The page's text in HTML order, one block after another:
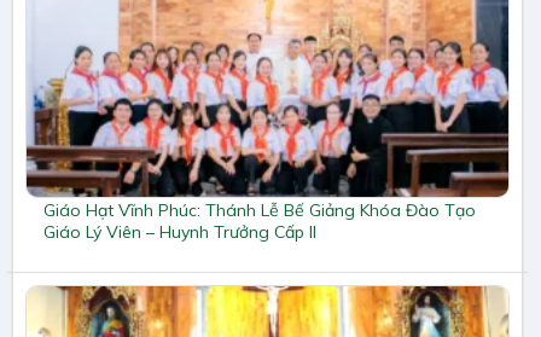
Giáo Hạt Vĩnh Phúc: Thánh Lễ Bế Giảng Khóa Đào Tạo
Giáo Lý Viên – Huynh Trưởng Cấp II